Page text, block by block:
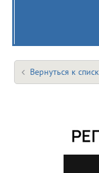
Вернуться к